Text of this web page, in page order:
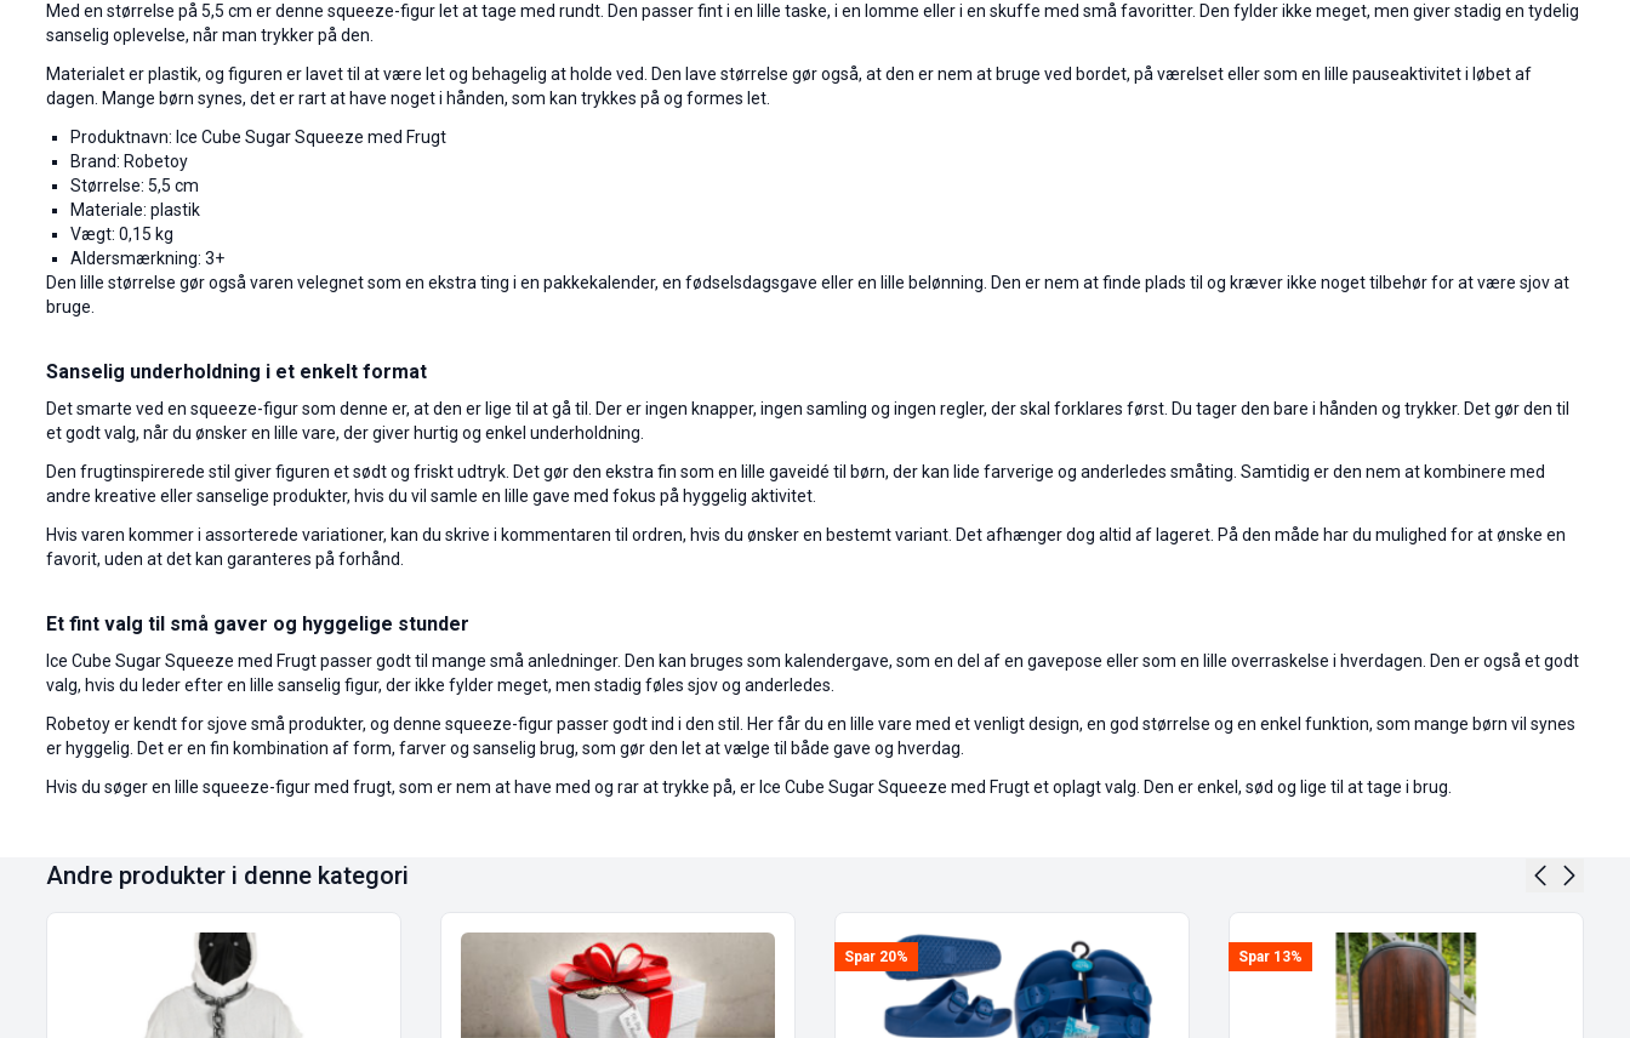
Med en størrelse på 5,5 cm er denne squeeze-figur let at tage med rundt. Den passer fint i en lille taske, i en lomme eller i en skuffe med små favoritter. Den fylder ikke meget, men giver stadig en tydelig
sanselig oplevelse, når man trykker på den.
Materialet er plastik, og figuren er lavet til at være let og behagelig at holde ved. Den lave størrelse gør også, at den er nem at bruge ved bordet, på værelset eller som en lille pauseaktivitet i løbet af
dagen. Mange børn synes, det er rart at have noget i hånden, som kan trykkes på og formes let.
Produktnavn: Ice Cube Sugar Squeeze med Frugt
Brand: Robetoy
Størrelse: 5,5 cm
Materiale: plastik
Vægt: 0,15 kg
Aldersmærkning: 3+
Den lille størrelse gør også varen velegnet som en ekstra ting i en pakkekalender, en fødselsdagsgave eller en lille belønning. Den er nem at finde plads til og kræver ikke noget tilbehør for at være sjov at
bruge.
Sanselig underholdning i et enkelt format
Det smarte ved en squeeze-figur som denne er, at den er lige til at gå til. Der er ingen knapper, ingen samling og ingen regler, der skal forklares først. Du tager den bare i hånden og trykker. Det gør den til
et godt valg, når du ønsker en lille vare, der giver hurtig og enkel underholdning.
Den frugtinspirerede stil giver figuren et sødt og friskt udtryk. Det gør den ekstra fin som en lille gaveidé til børn, der kan lide farverige og anderledes småting. Samtidig er den nem at kombinere med
andre kreative eller sanselige produkter, hvis du vil samle en lille gave med fokus på hyggelig aktivitet.
Hvis varen kommer i assorterede variationer, kan du skrive i kommentaren til ordren, hvis du ønsker en bestemt variant. Det afhænger dog altid af lageret. På den måde har du mulighed for at ønske en
favorit, uden at det kan garanteres på forhånd.
Et fint valg til små gaver og hyggelige stunder
Ice Cube Sugar Squeeze med Frugt passer godt til mange små anledninger. Den kan bruges som kalendergave, som en del af en gavepose eller som en lille overraskelse i hverdagen. Den er også et godt
valg, hvis du leder efter en lille sanselig figur, der ikke fylder meget, men stadig føles sjov og anderledes.
Robetoy er kendt for sjove små produkter, og denne squeeze-figur passer godt ind i den stil. Her får du en lille vare med et venligt design, en god størrelse og en enkel funktion, som mange børn vil synes
er hyggelig. Det er en fin kombination af form, farver og sanselig brug, som gør den let at vælge til både gave og hverdag.
Hvis du søger en lille squeeze-figur med frugt, som er nem at have med og rar at trykke på, er Ice Cube Sugar Squeeze med Frugt et oplagt valg. Den er enkel, sød og lige til at tage i brug.
Andre produkter i denne kategori
Spar 20% Spar 13%